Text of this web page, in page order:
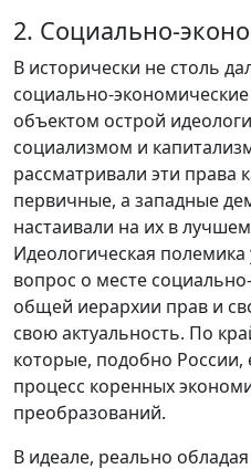
2. Социально-
В исторически не столь
социально-
объектом острой
социализмом и
рассматривали эти права
первичные, а западные
настаивали на их в
Идеологическая
вопрос о месте
общей иерархии прав и
свою актуальность. По
которые, подобно
процесс коренных
преобразований.
В идеале, реально